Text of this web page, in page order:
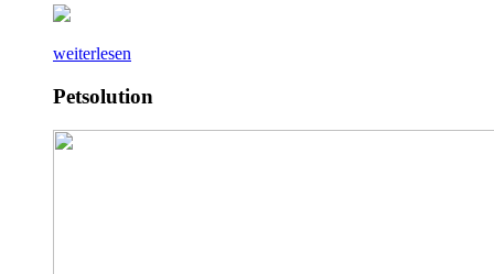
weiterlesen
Petsolution